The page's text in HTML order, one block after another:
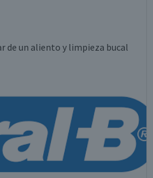
de un aliento y limpieza bucal